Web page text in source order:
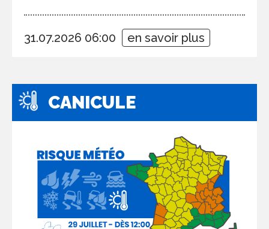
31.07.2026 06:00 en savoir plus
CANICULE